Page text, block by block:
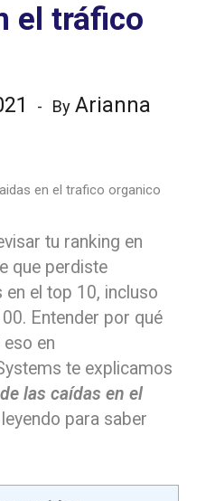
el tráfico
By Arianna
tu ranking en
que perdiste
en el top 10, incluso
Entender por qué
en
te explicamos
las caídas en el
para saber